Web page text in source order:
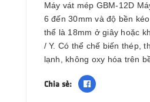
Máy vát mép GBM-12D
6 đến 30mm và độ bền
thể là 18mm ở giây hoặc
/ Y. Có thể chế biến thép,
lạnh, không oxy hóa trên
Chia sẻ: